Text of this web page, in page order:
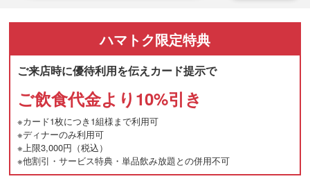
ハマトク限定特典
ご来店時に優待利用を伝えカード提示で
ご飲食代金より10%引き
※カード1枚につき1組様まで利用可
※ディナーのみ利用可
※上限3,000円（税込）
※他割引・サービス特典・単品飲み放題との併用不可